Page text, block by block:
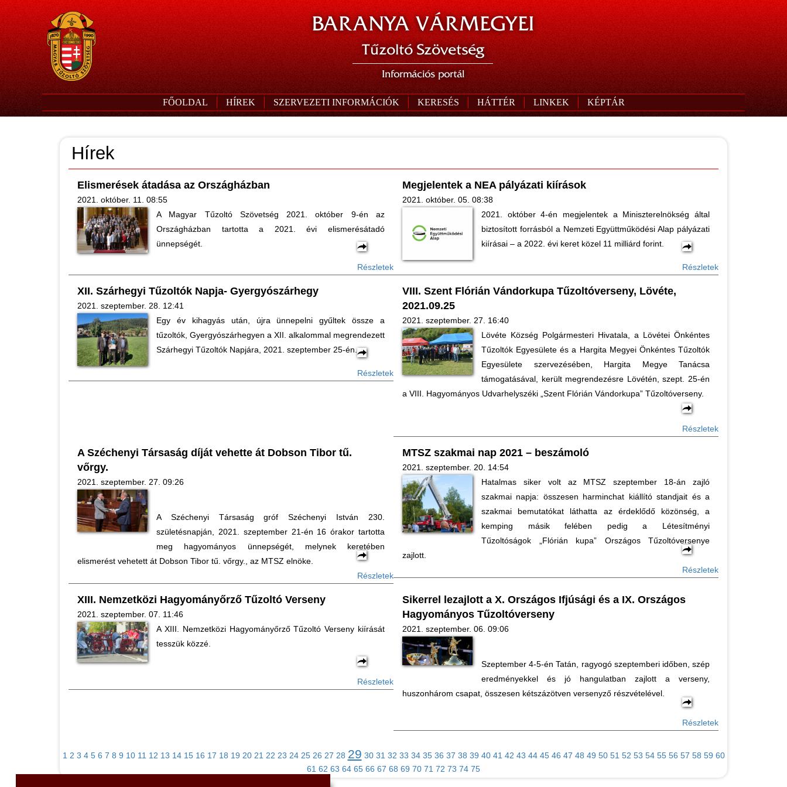
BARANYA VÁRMEGYEI
Tűzoltó Szövetség
Információs portál
FŐOLDAL HÍREK SZERVEZETI INFORMÁCIÓK KERESÉS HÁTTÉR LINKEK KÉPTÁR
Hírek
Elismerések átadása az Országházban
2021. október. 11. 08:55
A Magyar Tűzoltó Szövetség 2021. október 9-én az
Országházban tartotta a 2021. évi elismerésátadó
ünnepségét.
Részletek
Megjelentek a NEA pályázati kiírások
2021. október. 05. 08:38
2021. október 4-én megjelentek a Miniszterelnökség által
biztosított forrásból a Nemzeti Együttműködési Alap pályázati
kiírásai – a 2022. évi keret közel 11 milliárd forint.
Részletek
XII. Szárhegyi Tűzoltók Napja- Gyergyószárhegy
2021. szeptember. 28. 12:41
Egy év kihagyás után, újra ünnepelni gyűltek össze a
tűzoltók, Gyergyószárhegyen a XII. alkalommal megrendezett
Szárhegyi Tűzoltók Napjára, 2021. szeptember 25-én.
Részletek
VIII. Szent Flórián Vándorkupa Tűzoltóverseny, Lövéte,
2021.09.25
2021. szeptember. 27. 16:40
Lövéte Község Polgármesteri Hivatala, a Lövétei Önkéntes
Tűzoltók Egyesülete és a Hargita Megyei Önkéntes Tűzoltók
Egyesülete szervezésében, Hargita Megye Tanácsa
támogatásával, került megrendezésre Lövétén, szept. 25-én
a VIII. Hagyományos Udvarhelyszéki „Szent Flórián Vándorkupa” Tűzoltóverseny.
Részletek
A Széchenyi Társaság díját vehette át Dobson Tibor tű.
vőrgy.
2021. szeptember. 27. 09:26
A Széchenyi Társaság gróf Széchenyi István 230.
születésnapján, 2021. szeptember 21-én 16 órakor tartotta
meg hagyományos ünnepségét, melynek keretében
elismerést vehetett át Dobson Tibor tű. vőrgy., az MTSZ elnöke.
Részletek
MTSZ szakmai nap 2021 – beszámoló
2021. szeptember. 20. 14:54
Hatalmas siker volt az MTSZ szeptember 18-án zajló
szakmai napja: összesen harminchat kiállító standjait és a
szakmai bemutatókat láthatta az érdeklődő közönség, a
kemping másik felében pedig a Létesítményi
Tűzoltóságok „Flórián kupa” Országos Tűzoltóversenye
zajlott.
Részletek
XIII. Nemzetközi Hagyományőrző Tűzoltó Verseny
2021. szeptember. 07. 11:46
A XIII. Nemzetközi Hagyományőrző Tűzoltó Verseny kiírását
tesszük közzé.
Részletek
Sikerrel lezajlott a X. Országos Ifjúsági és a IX. Országos
Hagyományos Tűzoltóverseny
2021. szeptember. 06. 09:06
Szeptember 4-5-én Tatán, ragyogó szeptemberi időben, szép
eredményekkel és jó hangulatban zajlott a verseny,
huszonhárom csapat, összesen kétszázötven versenyző részvételével.
Részletek
1 2 3 4 5 6 7 8 9 10 11 12 13 14 15 16 17 18 19 20 21 22 23 24 25 26 27 28 29 30 31 32 33 34 35 36 37 38 39 40 41 42 43 44 45 46 47 48 49 50 51 52 53 54 55 56 57 58 59 60
61 62 63 64 65 66 67 68 69 70 71 72 73 74 75